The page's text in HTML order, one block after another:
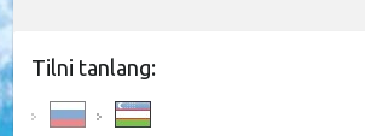
Tilni tanlang: